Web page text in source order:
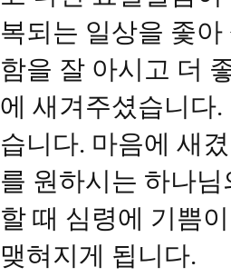
복되는 일상을 좇
함을 잘 아시고 더
에 새겨주셨습니다
습니다. 마음에 새
를 원하시는 하나
할 때 심령에 기쁨
맺혀지게 됩니다.